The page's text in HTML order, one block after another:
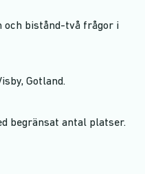
och bistånd-två frågor i
Gotland.
begränsat antal platser.